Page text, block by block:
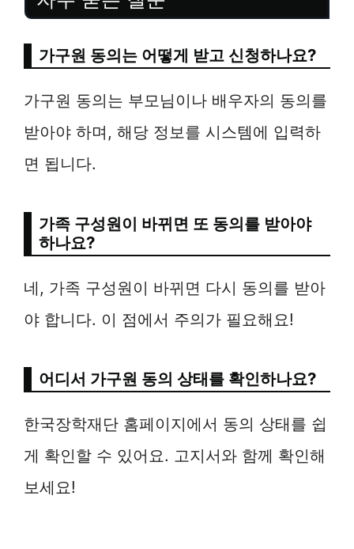
가구원 동의는 어떻게 받고 신청하나요?
가구원 동의는 부모님이나 배우자의 동의를
받아야 하며, 해당 정보를 시스템에 입력하
면 됩니다.
가족 구성원이 바뀌면 또 동의를 받아야
하나요?
네, 가족 구성원이 바뀌면 다시 동의를 받아
야 합니다. 이 점에서 주의가 필요해요!
어디서 가구원 동의 상태를 확인하나요?
한국장학재단 홈페이지에서 동의 상태를 쉽
게 확인할 수 있어요. 고지서와 함께 확인해
보세요!